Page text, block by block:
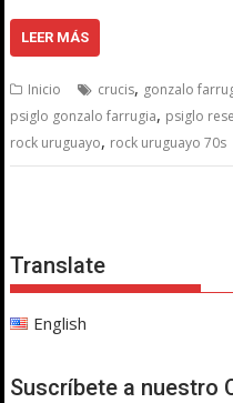
LEER MÁS
Inicio crucis, gonzalo
psiglo gonzalo farrugia, psiglo
rock uruguayo, rock uruguayo 70s
Translate
English
Suscríbete a nuestro